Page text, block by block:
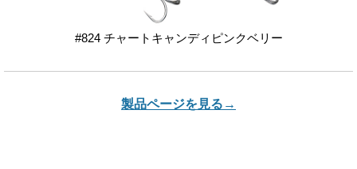
#824 チャートキャンディピンクベリー
製品ページを見る→